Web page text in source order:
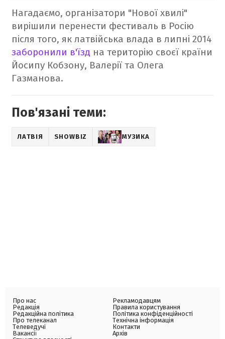
Нагадаємо, організатори "Нової хвилі"
вирішили перенести фестиваль в Росію
після того, як латвійська влада в липні 2014
заборонили в'їзд на територію своєї країни
Йосипу Кобзону, Валерії та Олега
Газманова.
Пов'язані теми:
ЛАТВІЯ SHOWBIZ МУЗИКА
Про нас
Редакція
Редакційна політика
Про телеканал
Телеведучі
Вакансії
Рекламодавцям
Правила користування
Політика конфіденційності
Технічна інформація
Контакти
Архів